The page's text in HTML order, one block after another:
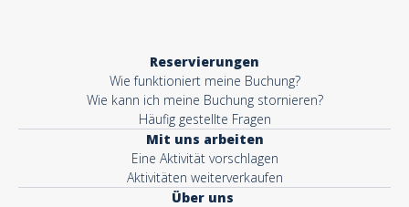
Reservierungen
Wie funktioniert meine Buchung?
Wie kann ich meine Buchung stornieren?
Häufig gestellte Fragen
Mit uns arbeiten
Eine Aktivität vorschlagen
Aktivitäten weiterverkaufen
Über uns